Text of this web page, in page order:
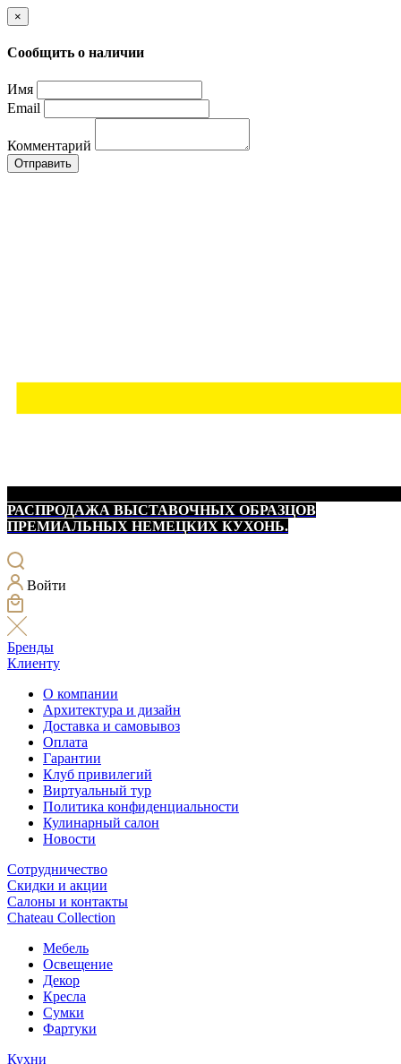
×
Сообщить о наличии
Имя
Email
Комментарий
Отправить
РАСПРОДАЖА ВЫСТАВОЧНЫХ ОБРАЗЦОВ
ПРЕМИАЛЬНЫХ НЕМЕЦКИХ КУХОНЬ.
Войти
Бренды
Клиенту
О компании
Архитектура и дизайн
Доставка и самовывоз
Оплата
Гарантии
Клуб привилегий
Виртуальный тур
Политика конфиденциальности
Кулинарный салон
Новости
Сотрудничество
Скидки и акции
Салоны и контакты
Chateau Collection
Мебель
Освещение
Декор
Кресла
Сумки
Фартуки
Кухни